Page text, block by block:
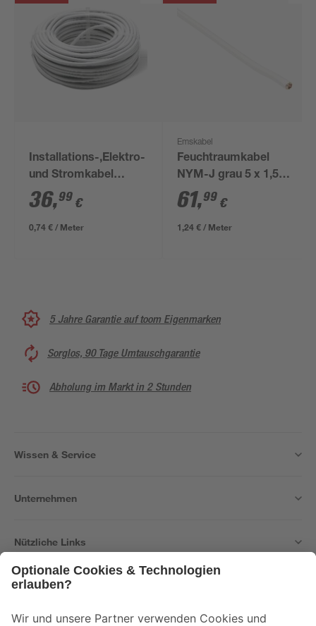
Installations-,Elektro-
und Stromkabel
NYM-J 3x1,5mm² 50
m
36,99 €
0,74 € / Meter
Emskabel
Feuchtraumkabel
NYM-J grau 5 x 1,5
mm², 50 m
61,99 €
1,24 € / Meter
5 Jahre Garantie auf toom Eigenmarken
Sorglos, 90 Tage Umtauschgarantie
Abholung im Markt in 2 Stunden
Wissen & Service
Unternehmen
Nützliche Links
Der toom Newsletter: Keine Angebote und Aktionen mehr verpassen!